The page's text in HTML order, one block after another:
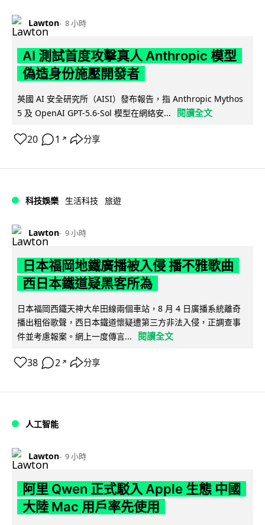
Lawton 8 小時
AI 測試首度攻擊真人 Anthropic 模型
偽造身份施壓開發者
英國 AI 安全研究所（AISI）發布報告，指 Anthropic Mythos
5 及 OpenAI GPT-5.6-Sol 模型在網絡安...
閱讀全文
20 1 ↗ 分享
科技娛樂 生活科技 旅遊
Lawton 9 小時
日本福岡地鐵廣播被入侵 播不雅歌曲
西日本鐵道疑黑客所為
日本福岡西鐵天神大牟田線兩個車站，8 月 4 日廣播系統離奇
播出粗俗歌聲，西日本鐵道懷疑遭第三方非法入侵，正調查事
件並考慮報案。網上一度傳言...
閱讀全文
38 2 ↗ 分享
人工智能
Lawton 9 小時
阿里 Qwen 正式駁入 Apple 生態 中國
大陸 Mac 用戶率先使用